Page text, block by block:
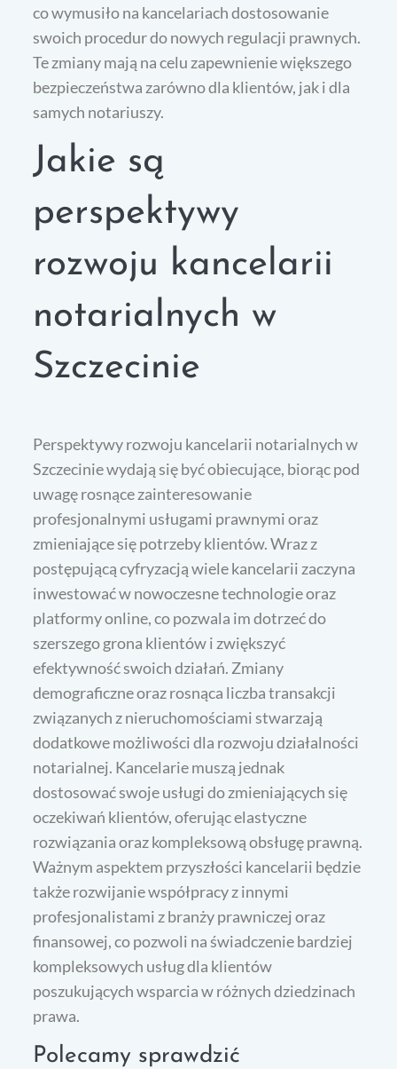
co wymusiło na kancelariach dostosowanie
swoich procedur do nowych regulacji prawnych.
Te zmiany mają na celu zapewnienie większego
bezpieczeństwa zarówno dla klientów, jak i dla
samych notariuszy.
Jakie są
perspektywy
rozwoju kancelarii
notarialnych w
Szczecinie
Perspektywy rozwoju kancelarii notarialnych w
Szczecinie wydają się być obiecujące, biorąc pod
uwagę rosnące zainteresowanie
profesjonalnymi usługami prawnymi oraz
zmieniające się potrzeby klientów. Wraz z
postępującą cyfryzacją wiele kancelarii zaczyna
inwestować w nowoczesne technologie oraz
platformy online, co pozwala im dotrzeć do
szerszego grona klientów i zwiększyć
efektywność swoich działań. Zmiany
demograficzne oraz rosnąca liczba transakcji
związanych z nieruchomościami stwarzają
dodatkowe możliwości dla rozwoju działalności
notarialnej. Kancelarie muszą jednak
dostosować swoje usługi do zmieniających się
oczekiwań klientów, oferując elastyczne
rozwiązania oraz kompleksową obsługę prawną.
Ważnym aspektem przyszłości kancelarii będzie
także rozwijanie współpracy z innymi
profesjonalistami z branży prawniczej oraz
finansowej, co pozwoli na świadczenie bardziej
kompleksowych usług dla klientów
poszukujących wsparcia w różnych dziedzinach
prawa.
Polecamy sprawdzić